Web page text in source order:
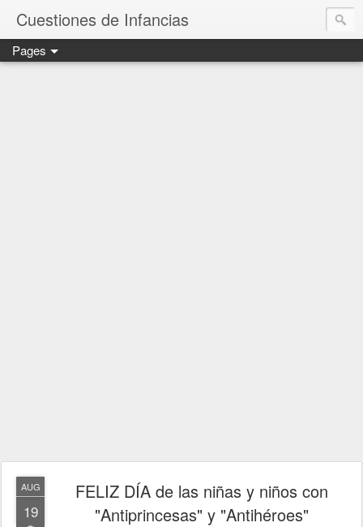
Cuestiones de Infancias
Pages
AUG
19
FELIZ DÍA de las niñas y niños con
"Antiprincesas" y "Antihéroes"